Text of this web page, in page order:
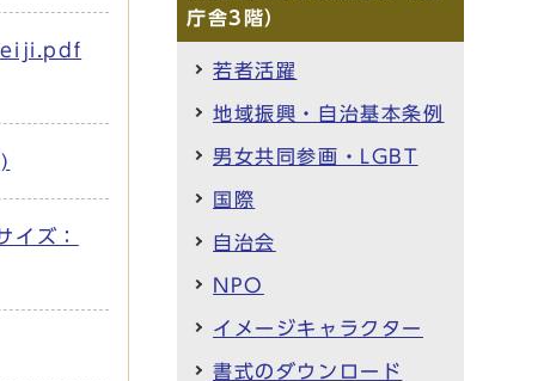
ズ：
庁舎3階）
若者活躍
地域振興・自治基本条例
男女共同参画・LGBT
国際
自治会
NPO
イメージキャラクター
書式のダウンロード